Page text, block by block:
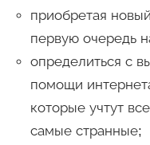
приобретая
первую очередь
определиться с
помощи
которые учтут
самые странные;